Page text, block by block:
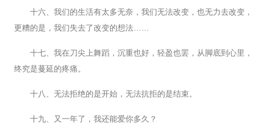
十六、我们的生活有太多无奈，我们无法改变，也无力去改变，
更糟的是，我们失去了改变的想法……
十七、我在刀尖上舞蹈，沉重也好，轻盈也罢，从脚底到心里，
终究是蔓延的疼痛。
十八、无法拒绝的是开始，无法抗拒的是结束。
十九、又一年了，我还能爱你多久？